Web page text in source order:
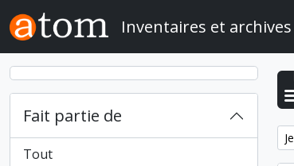
Skip to main content
Inventaires et
Fait partie de
Tout